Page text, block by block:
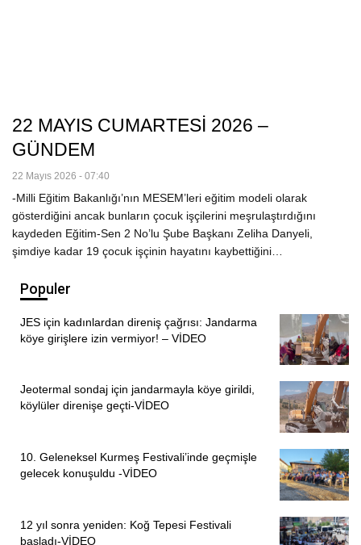
22 MAYIS CUMARTESİ 2026 –
GÜNDEM
22 Mayıs 2026 - 07:40
-Milli Eğitim Bakanlığı’nın MESEM’leri eğitim modeli olarak
gösterdiğini ancak bunların çocuk işçilerini meşrulaştırdığını
kaydeden Eğitim-Sen 2 No’lu Şube Başkanı Zeliha Danyeli,
şimdiye kadar 19 çocuk işçinin hayatını kaybettiğini…
Populer
JES için kadınlardan direniş çağrısı: Jandarma
köye girişlere izin vermiyor! – VİDEO
Jeotermal sondaj için jandarmayla köye girildi,
köylüler direnişe geçti-VİDEO
10. Geleneksel Kurmeş Festivali’inde geçmişle
gelecek konuşuldu -VİDEO
12 yıl sonra yeniden: Koğ Tepesi Festivali
başladı-VİDEO